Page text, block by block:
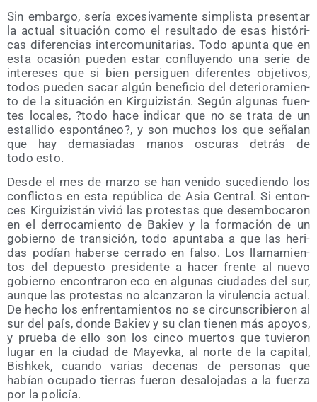
Sin embar­go, sería exce­si­va­men­te sim­plis­ta pre­sen­tar
la actual situa­ción como el resul­ta­do de esas his­tó­ri­
cas dife­ren­cias inter­co­mu­ni­ta­rias. Todo apun­ta que en
esta oca­sión pue­den estar con­flu­yen­do una serie de
intere­ses que si bien per­si­guen dife­ren­tes obje­ti­vos,
todos pue­den sacar algún bene­fi­cio del dete­rio­ra­mien­
to de la situa­ción en Kir­gui­zis­tán. Según algu­nas fuen­
tes loca­les, ?todo hace indi­car que no se tra­ta de un
esta­lli­do espon­tá­neo?, y son muchos los que seña­lan
que hay dema­sia­das manos oscu­ras detrás de
todo esto.
Des­de el mes de mar­zo se han veni­do suce­dien­do los
con­flic­tos en esta repú­bli­ca de Asia Cen­tral. Si enton­
ces Kir­gui­zis­tán vivió las pro­tes­tas que desem­bo­ca­ron
en el derro­ca­mien­to de Bakiev y la for­ma­ción de un
gobierno de tran­si­ción, todo apun­ta­ba a que las heri­
das podían haber­se cerra­do en fal­so. Los lla­ma­mien­
tos del depues­to pre­si­den­te a hacer fren­te al nue­vo
gobierno encon­tra­ron eco en algu­nas ciu­da­des del sur,
aun­que las pro­tes­tas no alcan­za­ron la viru­len­cia actual.
De hecho los enfren­ta­mien­tos no se cir­cuns­cri­bie­ron al
sur del país, don­de Bakiev y su clan tie­nen más apo­yos,
y prue­ba de ello son los cin­co muer­tos que tuvie­ron
lugar en la ciu­dad de Mayev­ka, al nor­te de la capi­tal,
Bish­kek, cuan­do varias dece­nas de per­so­nas que
habían ocu­pa­do tie­rras fue­ron des­alo­ja­das a la fuer­za
por la policía.